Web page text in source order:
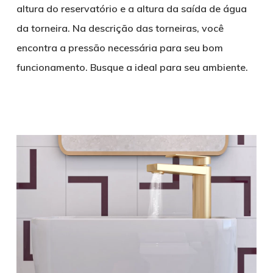
altura do reservatório e a altura da saída de água
da torneira. Na descrição das torneiras, você
encontra a pressão necessária para seu bom
funcionamento. Busque a ideal para seu ambiente.